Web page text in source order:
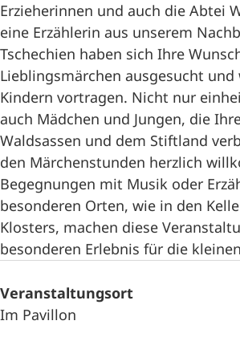
Erzieherinnen und auch die Abtei
eine Erzählerin aus unserem
Tschechien haben sich Ihre
Lieblingsmärchen ausgesucht und
Kindern vortragen. Nicht nur
auch Mädchen und Jungen, die
Waldsassen und dem Stiftland
den Märchenstunden herzlich
Begegnungen mit Musik oder
besonderen Orten, wie in den
Klosters, machen diese
besonderen Erlebnis für die
Veranstaltungsort
Im Pavillon